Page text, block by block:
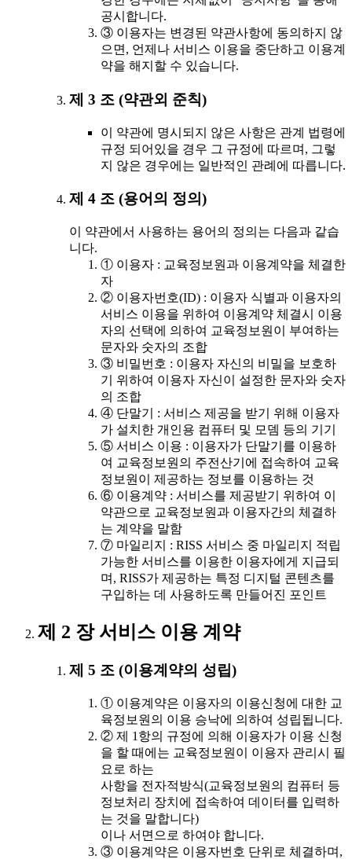
공시합니다.
③ 이용자는 변경된 약관사항에 동의하지 않
으면, 언제나 서비스 이용을 중단하고 이용계
약을 해지할 수 있습니다.
제 3 조 (약관외 준칙)
이 약관에 명시되지 않은 사항은 관계 법령에
규정 되어있을 경우 그 규정에 따르며, 그렇
지 않은 경우에는 일반적인 관례에 따릅니다.
제 4 조 (용어의 정의)
이 약관에서 사용하는 용어의 정의는 다음과 같습
니다.
① 이용자 : 교육정보원과 이용계약을 체결한
자
② 이용자번호(ID) : 이용자 식별과 이용자의
서비스 이용을 위하여 이용계약 체결시 이용
자의 선택에 의하여 교육정보원이 부여하는
문자와 숫자의 조합
③ 비밀번호 : 이용자 자신의 비밀을 보호하
기 위하여 이용자 자신이 설정한 문자와 숫자
의 조합
④ 단말기 : 서비스 제공을 받기 위해 이용자
가 설치한 개인용 컴퓨터 및 모뎀 등의 기기
⑤ 서비스 이용 : 이용자가 단말기를 이용하
여 교육정보원의 주전산기에 접속하여 교육
정보원이 제공하는 정보를 이용하는 것
⑥ 이용계약 : 서비스를 제공받기 위하여 이
약관으로 교육정보원과 이용자간의 체결하
는 계약을 말함
⑦ 마일리지 : RISS 서비스 중 마일리지 적립
가능한 서비스를 이용한 이용자에게 지급되
며, RISS가 제공하는 특정 디지털 콘텐츠를
구입하는 데 사용하도록 만들어진 포인트
제 2 장 서비스 이용 계약
제 5 조 (이용계약의 성립)
① 이용계약은 이용자의 이용신청에 대한 교
육정보원의 이용 승낙에 의하여 성립됩니다.
② 제 1항의 규정에 의해 이용자가 이용 신청
을 할 때에는 교육정보원이 이용자 관리시 필
요로 하는
사항을 전자적방식(교육정보원의 컴퓨터 등
정보처리 장치에 접속하여 데이터를 입력하
는 것을 말합니다)
이나 서면으로 하여야 합니다.
③ 이용계약은 이용자번호 단위로 체결하며,